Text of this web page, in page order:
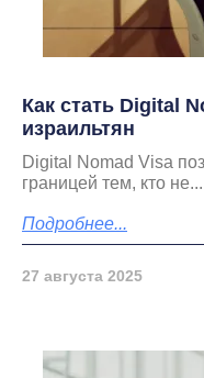
Как стать Digital
израильтян
Digital Nomad Visa
границей тем, кто не...
Подробнее...
27 августа 2025